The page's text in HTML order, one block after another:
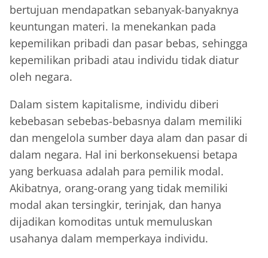
bertujuan mendapatkan sebanyak-banyaknya
keuntungan materi. Ia menekankan pada
kepemilikan pribadi dan pasar bebas, sehingga
kepemilikan pribadi atau individu tidak diatur
oleh negara.
Dalam sistem kapitalisme, individu diberi
kebebasan sebebas-bebasnya dalam memiliki
dan mengelola sumber daya alam dan pasar di
dalam negara. Hal ini berkonsekuensi betapa
yang berkuasa adalah para pemilik modal.
Akibatnya, orang-orang yang tidak memiliki
modal akan tersingkir, terinjak, dan hanya
dijadikan komoditas untuk memuluskan
usahanya dalam memperkaya individu.